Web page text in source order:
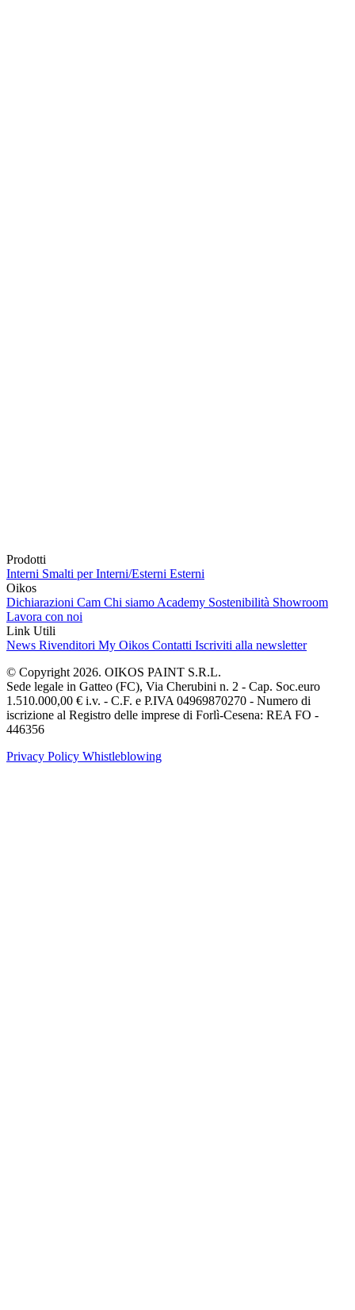
Prodotti
Interni Smalti per Interni/Esterni Esterni
Oikos
Dichiarazioni Cam Chi siamo Academy Sostenibilità Showroom
Lavora con noi
Link Utili
News Rivenditori My Oikos Contatti Iscriviti alla newsletter
© Copyright 2026. OIKOS PAINT S.R.L.
Sede legale in Gatteo (FC), Via Cherubini n. 2 - Cap. Soc.euro
1.510.000,00 € i.v. - C.F. e P.IVA 04969870270 - Numero di
iscrizione al Registro delle imprese di Forlì-Cesena: REA FO -
446356
Privacy Policy Whistleblowing